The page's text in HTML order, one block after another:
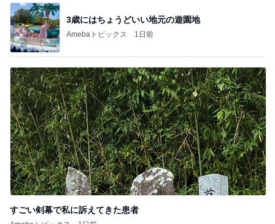
3歳にはちょうどいい地元の遊園地
Amebaトピックス 1日前
すごい剣幕で私に訴えてきた患者